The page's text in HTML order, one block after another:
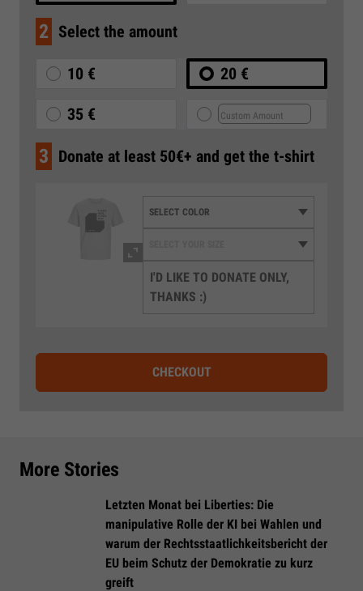
2 Select the amount
10 € 20 €
35 €
3 Donate at least 50€+ and get the t-shirt
I'D LIKE TO DONATE ONLY,
THANKS :)
CHECKOUT
More Stories
Letzten Monat bei Liberties: Die
manipulative Rolle der KI bei Wahlen und
warum der Rechtsstaatlichkeitsbericht der
EU beim Schutz der Demokratie zu kurz
greift